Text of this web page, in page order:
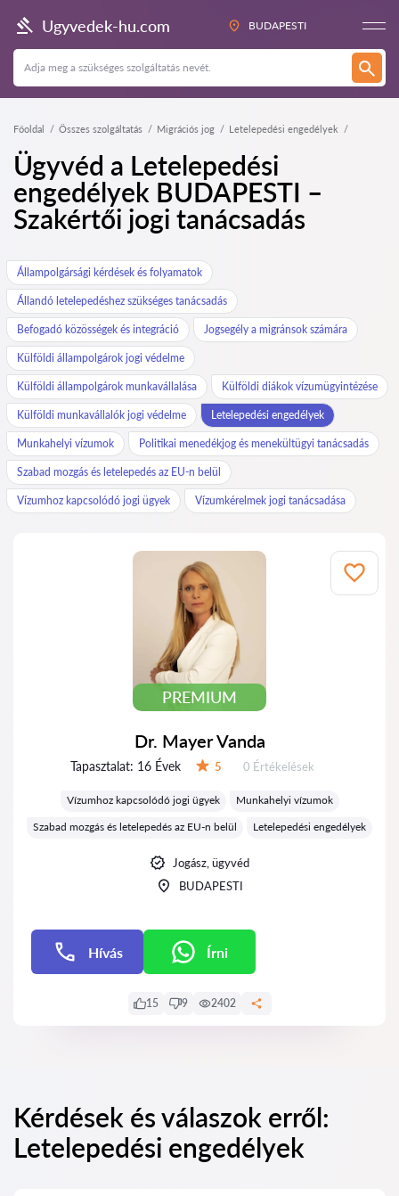
Ugyvedek-hu.com BUDAPESTI
Főoldal Összes szolgáltatás Migrációs jog Letelepedési engedélyek
Ügyvéd a Letelepedési
engedélyek BUDAPESTI –
Szakértői jogi tanácsadás
Állampolgársági kérdések és folyamatok
Állandó letelepedéshez szükséges tanácsadás
Befogadó közösségek és integráció Jogsegély a migránsok számára
Külföldi állampolgárok jogi védelme
Külföldi állampolgárok munkavállalása Külföldi diákok vízumügyintézése
Külföldi munkavállalók jogi védelme Letelepedési engedélyek
Munkahelyi vízumok Politikai menedékjog és menekültügyi tanácsadás
Szabad mozgás és letelepedés az EU-n belül
Vízumhoz kapcsolódó jogi ügyek Vízumkérelmek jogi tanácsadása
PREMIUM
Dr. Mayer Vanda
Tapasztalat: 16 Évek 5 Értékelések:
0 Értékelések
Vízumhoz kapcsolódó jogi ügyek
Munkahelyi vízumok
Szabad mozgás és letelepedés az EU-n belül
Letelepedési engedélyek
Jogász, ügyvéd
BUDAPESTI
Hívás Írni
15 9 2402
Kérdések és válaszok erről:
Letelepedési engedélyek